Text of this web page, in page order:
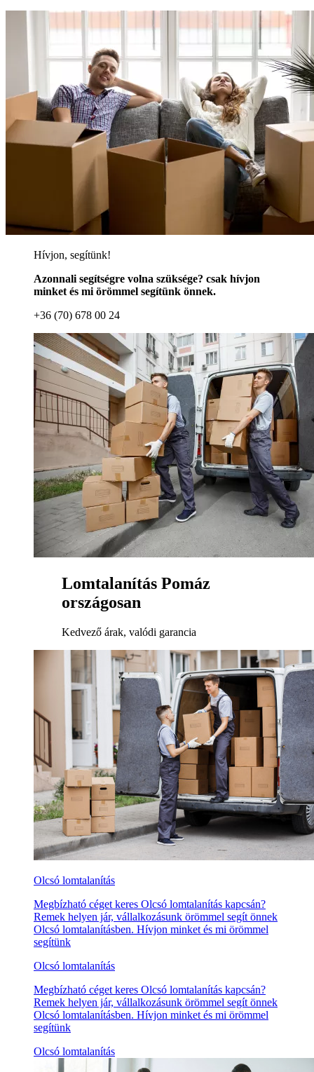
Hívjon, segítünk!
Azonnali segítségre volna szüksége? csak hívjon
minket és mi örömmel segítünk önnek.
+36 (70) 678 00 24
Lomtalanítás Pomáz
országosan
Kedvező árak, valódi garancia
Olcsó lomtalanítás
Megbízható céget keres Olcsó lomtalanítás kapcsán?
Remek helyen jár, vállalkozásunk örömmel segít önnek
Olcsó lomtalanításben. Hívjon minket és mi örömmel
segítünk
Olcsó lomtalanítás
Megbízható céget keres Olcsó lomtalanítás kapcsán?
Remek helyen jár, vállalkozásunk örömmel segít önnek
Olcsó lomtalanításben. Hívjon minket és mi örömmel
segítünk
Olcsó lomtalanítás